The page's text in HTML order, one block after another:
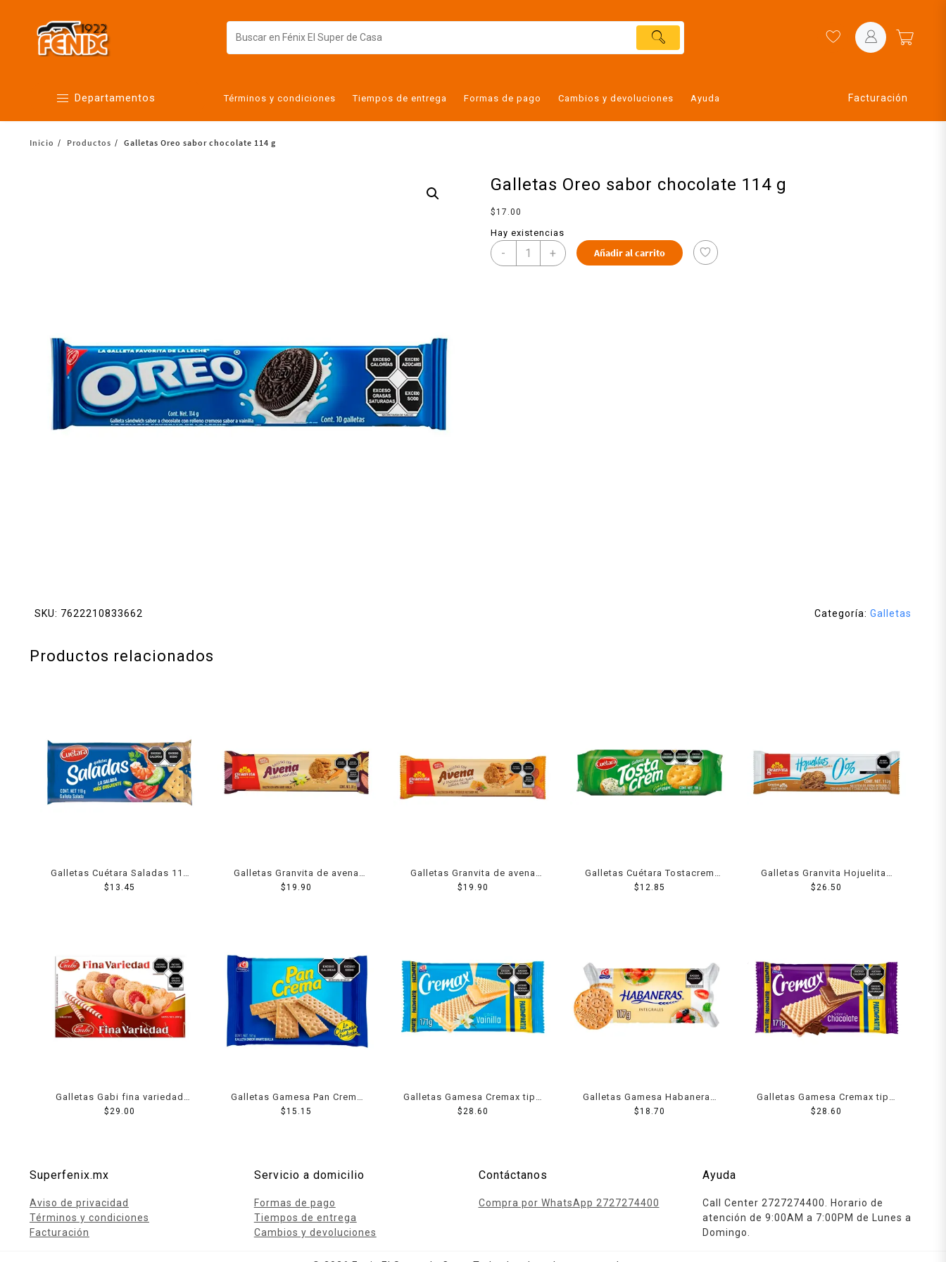
Departamentos
Alimentos
Limpieza del hogar
Mascotas
Pan de la casa
Preciasos
Términos y condiciones Tiempos de entrega Formas de pago Cambios y devoluciones Ayuda Facturación
Inicio Productos Galletas Oreo sabor chocolate 114 g
Galletas Oreo sabor chocolate 114 g
$ 17.00
Hay existencias
- + Añadir al carrito
SKU: 7622210833662 Categoría: Galletas
Productos relacionados
Galletas Cuétara Saladas 110
g
$13.45
Galletas Granvita de avena
sabor vainilla 90 g
$19.90
Galletas Granvita de avena
sabor miel con nuez 90 g
$19.90
Galletas Cuétara Tostacrem
100 g
$12.85
Galletas Granvita Hojuelitas
de avena integral con
$26.50
Galletas Gabi fina variedad
200 g
$ 29.00
Galletas Gamesa Pan Crema
151 g
$15.15
Galletas Gamesa Cremax tipo
wafer sabor vainilla 171 g
$ 28.60
Galletas Gamesa Habaneras
Clásicas trigo, salvado y
$18.70
Galletas Gamesa Cremax tipo
wafer sabor chocolate 171 g
$ 28.60
Superfenix.mx
Aviso de privacidad
Términos y condiciones
Facturación
Servicio a domicilio
Formas de pago
Tiempos de entrega
Cambios y devoluciones
Contáctanos
Compra por WhatsApp 2727274400
Ayuda
Call Center 2727274400. Horario de
atención de 9:00AM a 7:00PM de Lunes a
Domingo.